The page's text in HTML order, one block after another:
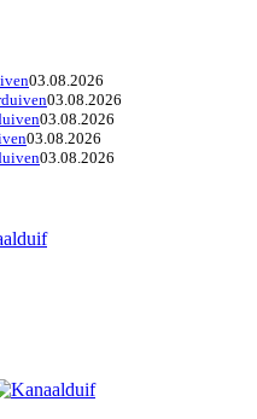
03.08.2026
03.08.2026
03.08.2026
03.08.2026
03.08.2026